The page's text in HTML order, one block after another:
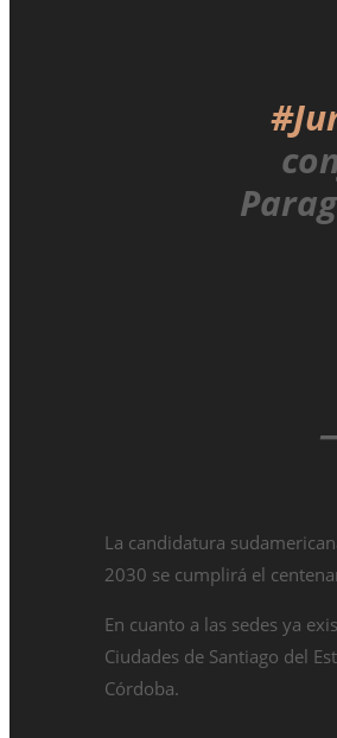
La candidatura
2030 se cumplirá el
En cuanto a las sedes ya
Ciudades de Santiago del
Córdoba.